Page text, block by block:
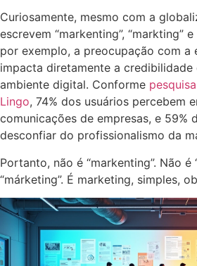
Curiosamente, mesmo com a
escrevem “markenting”, “markting”
por exemplo, a preocupação com a
impacta diretamente a credibilidade
ambiente digital. Conforme
Lingo, 74% dos usuários percebem
comunicações de empresas, e 59%
desconfiar do profissionalismo da
Portanto, não é “markenting”. Não é
“márketing”. É marketing, simples,